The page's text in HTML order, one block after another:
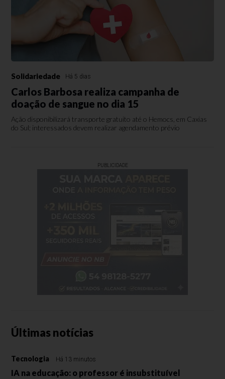
Solidariedade Há 5 dias
Carlos Barbosa realiza campanha de
doação de sangue no dia 15
Ação disponibilizará transporte gratuito até o Hemocs, em Caxias
do Sul; interessados devem realizar agendamento prévio
PUBLICIDADE
Últimas notícias
Tecnologia Há 13 minutos
IA na educação: o professor é insubstituível